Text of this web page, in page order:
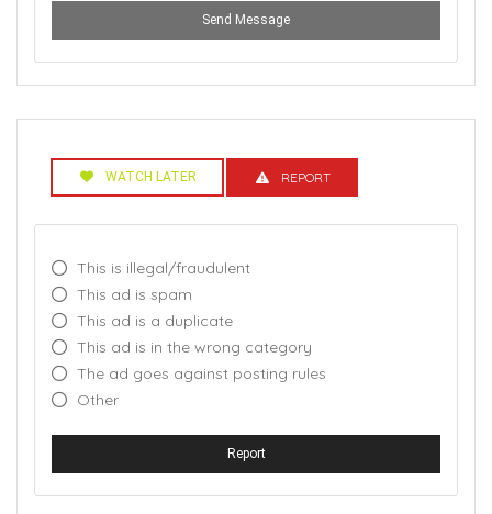
Send Message
WATCH LATER REPORT
This is illegal/fraudulent
This ad is spam
This ad is a duplicate
This ad is in the wrong category
The ad goes against posting rules
Other
Report